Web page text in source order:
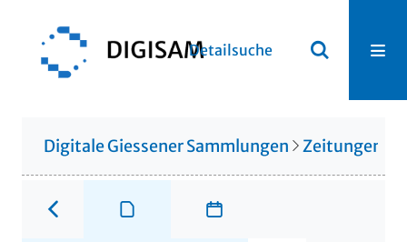
Detailsuche
Digitale Giessener Sammlungen Zeitungen